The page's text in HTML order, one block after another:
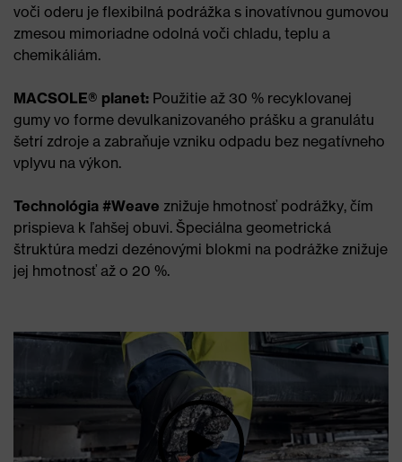
voči oderu je flexibilná podrážka s inovatívnou gumovou
zmesou mimoriadne odolná voči chladu, teplu a
chemikáliám.
MACSOLE® planet: Použitie až 30 % recyklovanej
gumy vo forme devulkanizovaného prášku a granulátu
šetrí zdroje a zabraňuje vzniku odpadu bez negatívneho
vplyvu na výkon.
Technológia #Weave znižuje hmotnosť podrážky, čím
prispieva k ľahšej obuvi. Špeciálna geometrická
štruktúra medzi dezénovými blokmi na podrážke znižuje
jej hmotnosť až o 20 %.